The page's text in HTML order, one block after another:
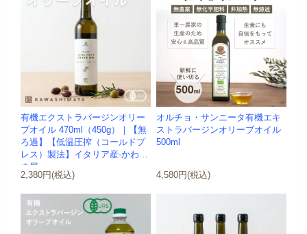
有機エクストラバージンオリー
ブオイル 470ml（450g）｜【無
ろ過】【低温圧搾（コールドプ
レス）製法】イタリア産-かわし
ま屋-
2,380円(税込)
オルチョ・サンニータ有機エキ
ストラバージンオリーブオイル
500ml
4,580円(税込)